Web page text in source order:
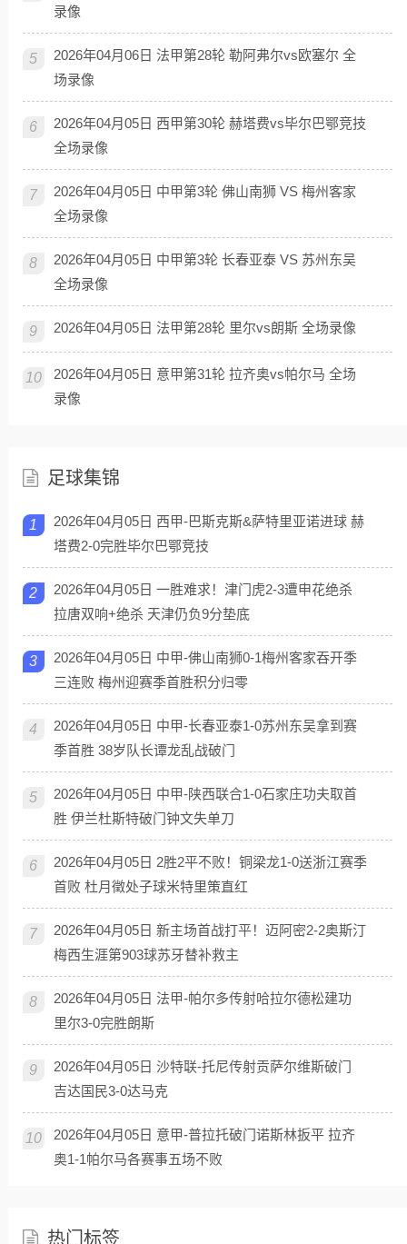
录像
5
2026年04月06日 法甲第28轮 勒阿弗尔vs欧塞尔 全
场录像
6
2026年04月05日 西甲第30轮 赫塔费vs毕尔巴鄂竞技
全场录像
7
2026年04月05日 中甲第3轮 佛山南狮 VS 梅州客家
全场录像
8
2026年04月05日 中甲第3轮 长春亚泰 VS 苏州东吴
全场录像
9 2026年04月05日 法甲第28轮 里尔vs朗斯 全场录像
10
2026年04月05日 意甲第31轮 拉齐奥vs帕尔马 全场
录像
足球集锦
1
2026年04月05日 西甲-巴斯克斯&萨特里亚诺进球 赫
塔费2-0完胜毕尔巴鄂竞技
2
2026年04月05日 一胜难求！津门虎2-3遭申花绝杀
拉唐双响+绝杀 天津仍负9分垫底
3
2026年04月05日 中甲-佛山南狮0-1梅州客家吞开季
三连败 梅州迎赛季首胜积分归零
4
2026年04月05日 中甲-长春亚泰1-0苏州东吴拿到赛
季首胜 38岁队长谭龙乱战破门
5
2026年04月05日 中甲-陕西联合1-0石家庄功夫取首
胜 伊兰杜斯特破门钟文失单刀
6
2026年04月05日 2胜2平不败！铜梁龙1-0送浙江赛季
首败 杜月徵处子球米特里策直红
7
2026年04月05日 新主场首战打平！迈阿密2-2奥斯汀
梅西生涯第903球苏牙替补救主
8
2026年04月05日 法甲-帕尔多传射哈拉尔德松建功
里尔3-0完胜朗斯
9
2026年04月05日 沙特联-托尼传射贡萨尔维斯破门
吉达国民3-0达马克
10
2026年04月05日 意甲-普拉托破门诺斯林扳平 拉齐
奥1-1帕尔马各赛事五场不败
热门标签